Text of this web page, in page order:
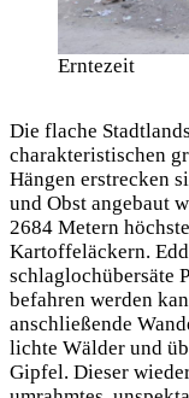
Erntezeit
Die flache
charakteristischen
Hängen erstrecken
und Obst angebaut
2684 Metern
Kartoffeläckern.
schlaglochübersäte
befahren werden
anschließende
lichte Wälder und
Gipfel. Dieser